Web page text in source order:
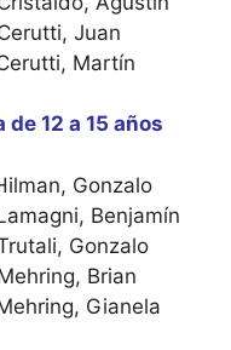
Juan
Martín
de 12 a 15 años
Gonzalo
Benjamín
Gonzalo
Brian
Gianela